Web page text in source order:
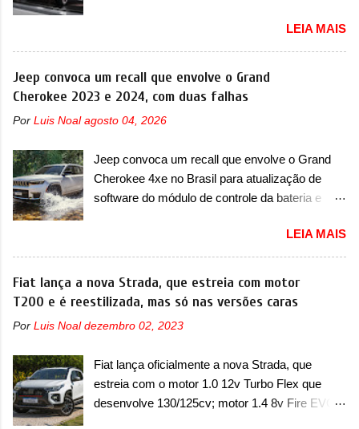
apresentando uma rápida expansão na China
em termos de portfólio. Apoiada pela Stellantis,
a marca confirmou a estreia de um novo
modelo compacto à sua linha. Posicionado
primeiras imagens teaser do A05, que nas
esportiva, o A05s. Previsto para ser lançado
ainda neste ano na China, o compacto elétrico
colocará a Leapmotor para concorrer com uma
BYD Dolphin e Geely EX2. Visualmente, o A05
conta com um design já visto por outros
modelos da marca, em especial do SUV
compacto A10. Basicamente sendo o hatch do
SUV, o A05 nasce com um design que está
possui faróis com um desenho mais retangular,
com um pequeno prolongamento para as
laterais. Os faróis cont...
LEIA MAIS
Jeep convoca um recall que envolve o Grand
Cherokee 2023 e 2024, com duas falhas
Por Luis Noal agosto 04, 2026
Jeep convoca um recall que envolve o Grand
Cherokee 4xe no Brasil para atualização de
software do módulo de controle da bateria e
Jeep convocou no dia 10 de outubro de 2025
um chamado que envolve os proprietários do
Grand Cherokee 4xe, em sua versão única
Limited, com unidades de ano/modelo 2023 e
unidades afetadas precisam retornar a uma
dois problemas. O primeiro deles será uma
atualização do software do módulo de controle
da bateria (AHCP e HCP). Para alguns veículos
LEIA MAIS
Fiat lança a nova Strada, que estreia com motor
T200 e é reestilizada, mas só nas versões caras
Por Luis Noal dezembro 02, 2023
Fiat lança oficialmente a nova Strada, que
estreia com o motor 1.0 12v Turbo Flex que
desenvolve 130/125cv; motor 1.4 8v Fire EVO